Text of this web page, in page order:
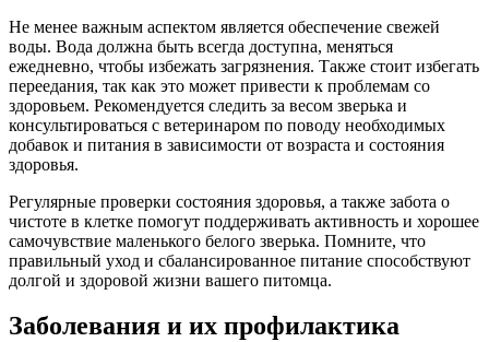
Не менее важным аспектом является обеспечение свежей
воды. Вода должна быть всегда доступна, меняться
ежедневно, чтобы избежать загрязнения. Также стоит избегать
переедания, так как это может привести к проблемам со
здоровьем. Рекомендуется следить за весом зверька и
консультироваться с ветеринаром по поводу необходимых
добавок и питания в зависимости от возраста и состояния
здоровья.
Регулярные проверки состояния здоровья, а также забота о
чистоте в клетке помогут поддерживать активность и хорошее
самочувствие маленького белого зверька. Помните, что
правильный уход и сбалансированное питание способствуют
долгой и здоровой жизни вашего питомца.
Заболевания и их профилактика